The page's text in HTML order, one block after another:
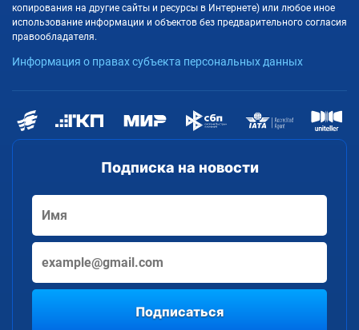
Подписка на новости
Подписаться
копирования на другие сайты и ресурсы в Интернете) или любое иное
использование информации и объектов без предварительного согласия
правообладателя.
Информация о правах субъекта персональных данных